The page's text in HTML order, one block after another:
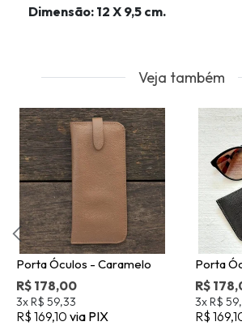
Dimensão: 12 X 9,5 cm.
Veja também
Porta Óculos - Caramelo
R$ 178,00
3x R$ 59,33
R$ 169,10 via PIX
Porta
R$
3x R$
R$